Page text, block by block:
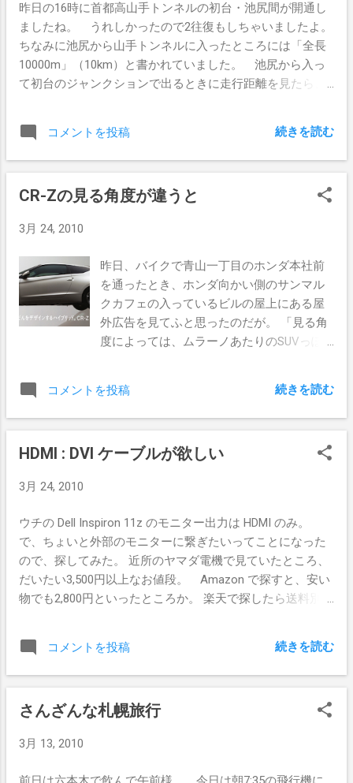
くない点 設定が面倒。 設定時に、host, hostgroup, service,
servicegroup, contact, contactgroup などがあり、これのリ
レーションが理解できるまで手間取った。 設定をテキスト
ファイルで書かなければならないので、面倒 CPU load
average などのシステムの状態を記録してグラフにするな
知のみ。 Munin http://munin-monitoring.org/ 性能測定対象
得、記録し、グラフにする機能。 よい点 インストールが簡
て、muninサーバのIPアドレスを接続元ホストのルールに追
加するだけ。 muninサーバでは測定対象ホストのリストを
mod_status の結果や、MySQLのスレッド数や slow query
の数などを測定できるぐらいに、かなり至れり尽くせりな
状態。 よくない点 性能測定の結果を取得し...
昨日の16時に首都高山手トンネルの初台・池尻間が開通し
ましたね。 うれしかったので2往復もしちゃいましたよ。
ちなみに池尻から山手トンネルに入ったところには「全長
10000m」（10km）と書かれていました。 池尻から入っ
て初台のジャンクションで出るときに走行距離を見たら、
コメントを投稿 続きを読む
CR-Zの見る角度が違うと
3月 24, 2010
昨日、バイクで青山一丁目のホンダ本社前
を通ったとき、ホンダ向かい側のサンマル
クカフェの入っているビルの屋上にある屋
外広告を見てふと思ったのだが。 「見る角
度によっては、ムラーノあたりのSUVっぽ
常識で見るとスポーツカーって平べったい
イメージが強いのだが。 空気抵抗は先端
ことによる重心の高さは車幅やエンジン位
などで調整できてしまう現代なのだろ
う。 平べったい==走って楽しいクルマで
ある、なんていう前提は時代遅れなのかも
ね。 ちなみに実物のCR-Zを見ると、CR-X
譲りな小さくてかわいいクルマです。 写真
コメントを投稿 続きを読む
HDMI : DVI ケーブルが欲しい
3月 24, 2010
ウチの Dell Inspiron 11z のモニター出力は HDMI のみ。
で、ちょいと外部のモニターに繋ぎたいってことになった
ので、探してみた。 近所のヤマダ電機で見ていたところ、
だいたい3,500円以上なお値段。 Amazon で探すと、安い
物でも2,800円といったところか。 楽天で探したら送料別だ
とりあえず2本ほど注文しておくか。
コメントを投稿 続きを読む
さんざんな札幌旅行
3月 13, 2010